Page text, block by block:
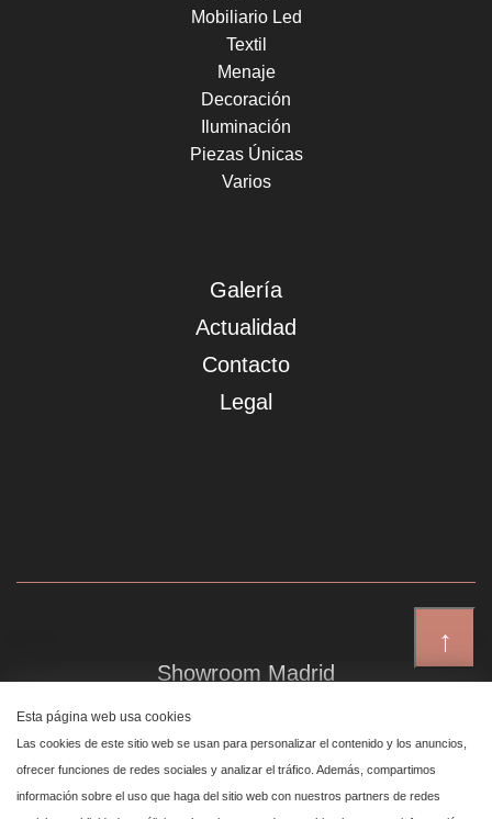
↑
Mobiliario Led
Textil
Menaje
Decoración
Iluminación
Piezas Únicas
Varios
Galería
Actualidad
Contacto
Legal
Showroom Madrid
Plaza de Canalejas 6, 4 izq
Centro, 28014 Madrid
Esta página web usa cookies
Las cookies de este sitio web se usan para personalizar el contenido y los anuncios,
ofrecer funciones de redes sociales y analizar el tráfico. Además, compartimos
información sobre el uso que haga del sitio web con nuestros partners de redes